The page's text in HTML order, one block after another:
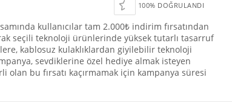
100% DOĞRULANDI
kullanıcılar tam 2.000₺ indirim fırsatından
seçili teknoloji ürünlerinde yüksek tutarlı tasarruf
kablosuz kulaklıklardan giyilebilir teknoloji
sevdiklerine özel hediye almak isteyen
olan bu fırsatı kaçırmamak için kampanya süresi